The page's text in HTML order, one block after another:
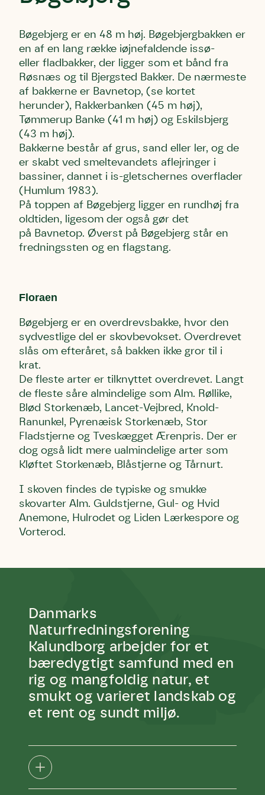
Bøgebjerg er en 48 m høj. Bøgebjergbakken er
en af en lang række iøjnefaldende issø-
eller fladbakker, der ligger som et bånd fra
Røsnæs og til Bjergsted Bakker. De nærmeste
af bakkerne er Bavnetop, (se kortet
herunder), Rakkerbanken (45 m høj),
Tømmerup Banke (41 m høj) og Eskilsbjerg
(43 m høj).
Bakkerne består af grus, sand eller ler, og de
er skabt ved smeltevandets aflejringer i
bassiner, dannet i is-gletschernes overflader
(Humlum 1983).
På toppen af Bøgebjerg ligger en rundhøj fra
oldtiden, ligesom der også gør det
på Bavnetop. Øverst på Bøgebjerg står en
fredningssten og en flagstang.
Floraen
Bøgebjerg er en overdrevsbakke, hvor den
sydvestlige del er skovbevokset. Overdrevet
slås om efteråret, så bakken ikke gror til i
krat.
De fleste arter er tilknyttet overdrevet. Langt
de fleste såre almindelige som Alm. Røllike,
Blød Storkenæb, Lancet-Vejbred, Knold-
Ranunkel, Pyrenæisk Storkenæb, Stor
Fladstjerne og Tveskægget Ærenpris. Der er
dog også lidt mere ualmindelige arter som
Kløftet Storkenæb, Blåstjerne og Tårnurt.
I skoven findes de typiske og smukke
skovarter Alm. Guldstjerne, Gul- og Hvid
Anemone, Hulrodet og Liden Lærkespore og
Vorterod.
Danmarks
Naturfredningsforening
Kalundborg arbejder for et
bæredygtigt samfund med en
rig og mangfoldig natur, et
smukt og varieret landskab og
et rent og sundt miljø.
Du skriver under på
Linie 1
Test
Hjørring
Linie 2
Skriv under nu
Du skriver under på
Første punkt
Endelig er kvashegnet også et godt
hjem for jordhumle, der nok er den
mest kendte af de danske
humlebiarter. Den store humlebi –
eller brumbasse som mange kalder
den.
Andet punkt
Humlebier bestøver effektivt blomster
og afgrøder i din have.
Skriv under nu
Du skriver under på
Storken tilbage til Kolding
Skriv under nu